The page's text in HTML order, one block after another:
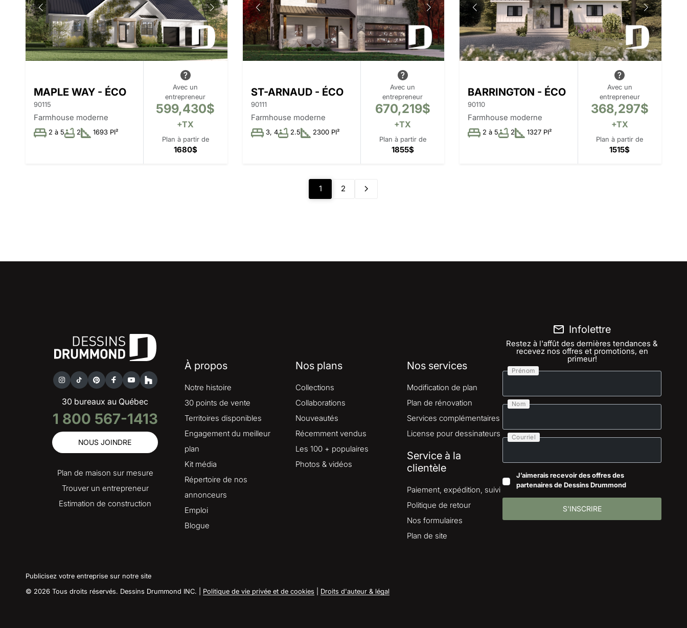
MAPLE WAY - ÉCO
90115
Farmhouse moderne
2 à 5 2 1693 PI²
Avec un
entrepreneur
599,430$
+TX
Plan à partir de
1680$
ST-ARNAUD - ÉCO
90111
Farmhouse moderne
3, 4 2.5 2300 PI²
Avec un
entrepreneur
670,219$
+TX
Plan à partir de
1855$
BARRINGTON - ÉCO
90110
Farmhouse moderne
2 à 5 2 1327 PI²
Avec un
entrepreneur
368,297$
+TX
Plan à partir de
1515$
1 2
30 bureaux au Québec
1 800 567-1413
NOUS JOINDRE
Plan de maison sur mesure
Trouver un entrepreneur
Estimation de construction
À propos
Notre histoire
30 points de vente
Territoires disponibles
Engagement du meilleur
plan
Kit média
Répertoire de nos
annonceurs
Emploi
Blogue
Nos plans
Collections
Collaborations
Nouveautés
Récemment vendus
Les 100 + populaires
Photos & vidéos
Nos services
Modification de plan
Plan de rénovation
Services complémentaires
License pour dessinateurs
Service à la
clientèle
Paiement, expédition, suivi
Politique de retour
Nos formulaires
Plan de site
Infolettre
Restez à l'affût des dernières tendances &
recevez nos offres et promotions, en
primeur!
Prénom
Nom
Courriel
J’aimerais recevoir des offres des
partenaires de Dessins Drummond
S'INSCRIRE
Publicisez votre entreprise sur notre site
© 2026 Tous droits réservés. Dessins Drummond INC. | Politique de vie privée et de cookies Droits d'auteur & légal